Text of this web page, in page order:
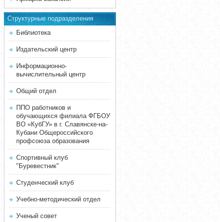
Структурные подразделения
Библиотека
Издательский центр
Информационно-
вычислительный центр
Общий отдел
ППО работников и
обучающихся филиала ФГБОУ
ВО «КубГУ» в г. Славянске-на-
Кубани Общероссийского
профсоюза образования
Спортивный клуб
"Буревестник"
Студенческий клуб
Учебно-методический отдел
Ученый совет